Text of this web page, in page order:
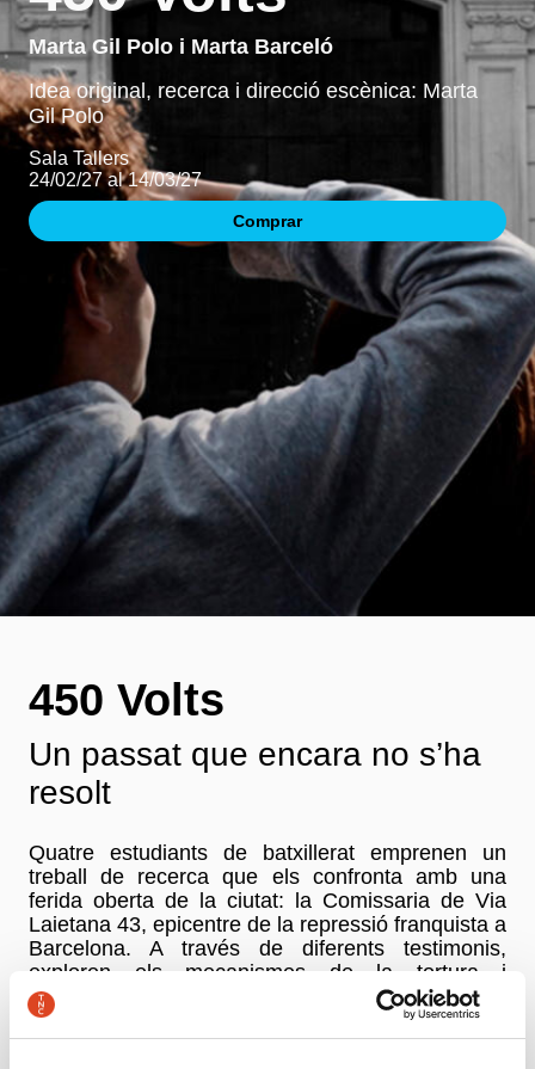
Marta Gil Polo i Marta Barceló
Idea original, recerca i direcció escènica: Marta
Gil Polo
Sala Tallers
24/02/27 al 14/03/27
Comprar
450 Volts
Un passat que encara no s’ha
resolt
Quatre estudiants de batxillerat emprenen un
treball de recerca que els confronta amb una
ferida oberta de la ciutat: la Comissaria de Via
Laietana 43, epicentre de la repressió franquista a
Barcelona. A través de diferents testimonis,
exploren els mecanismes de la tortura i
l’obediència a l’autoritat.
Aquest projecte documental i escènic articula